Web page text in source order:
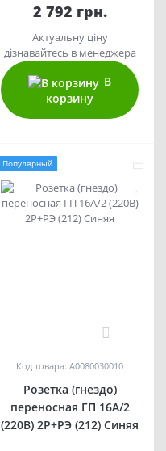
2 792 грн.
Актуальну ціну
дізнавайтесь в менеджера
В
корзину
Популярный
0
Код товара: A0080030010
Розетка (гнездо)
переносная ГП 16А/2
(220В) 2Р+РЭ (212) Синяя